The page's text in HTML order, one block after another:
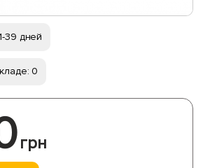
39 дней
0
грн